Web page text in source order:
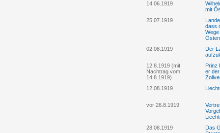
14.06.1919
mit
25.07.1919
dass
02.08.1919
Der
12.8.1919 (mit
Nachtrag vom
14.8.1919)
Prinz
er
12.08.1919
vor 26.8.1919
28.08.1919
Das